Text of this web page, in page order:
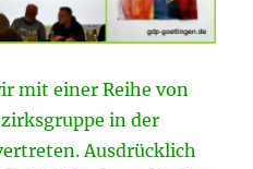
mit einer Reihe von
in der
Ausdrücklich